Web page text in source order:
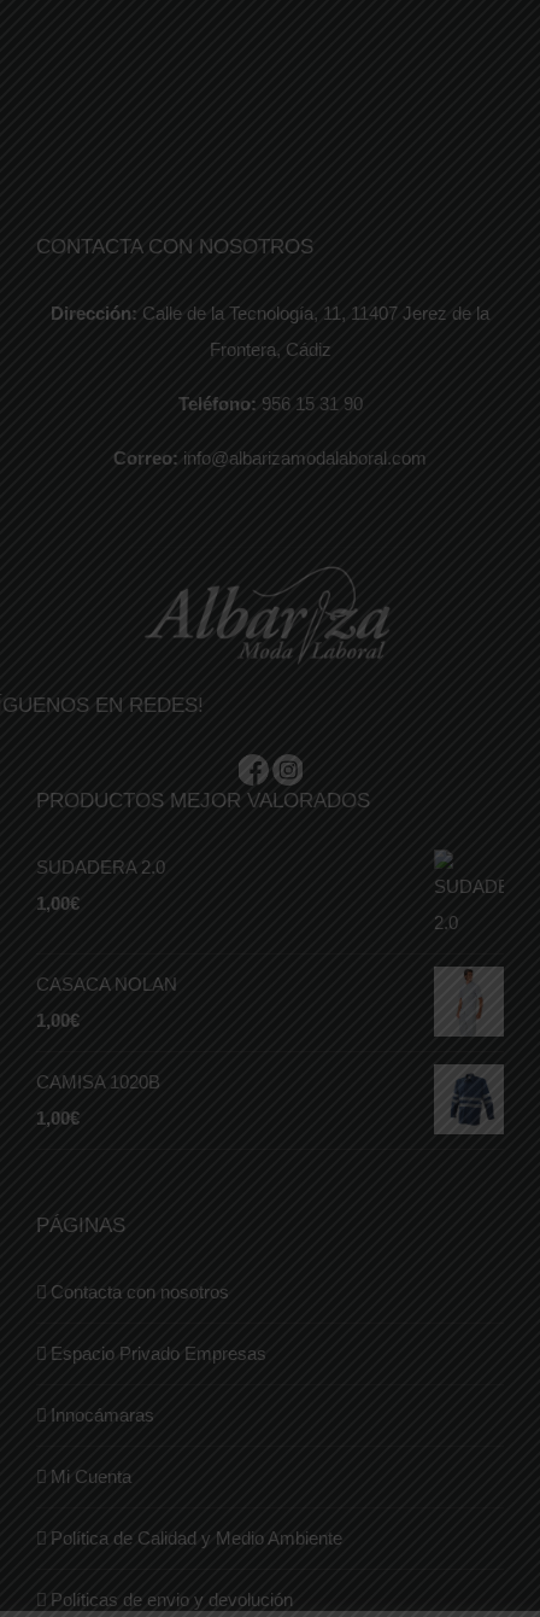
CONTACTA CON NOSOTROS
Dirección: Calle de la Tecnología, 11, 11407 Jerez de la
Frontera, Cádiz
Teléfono: 956 15 31 90
Correo: info@albarizamodalaboral.com
EN REDES!
PRODUCTOS MEJOR VALORADOS
SUDADERA 2.0
1,00€
CASACA NOLAN
1,00€
CAMISA 1020B
1,00€
PÁGINAS
Contacta con nosotros
Espacio Privado Empresas
Innocámaras
Mi Cuenta
Política de Calidad y Medio Ambiente
Políticas de envio y devolución